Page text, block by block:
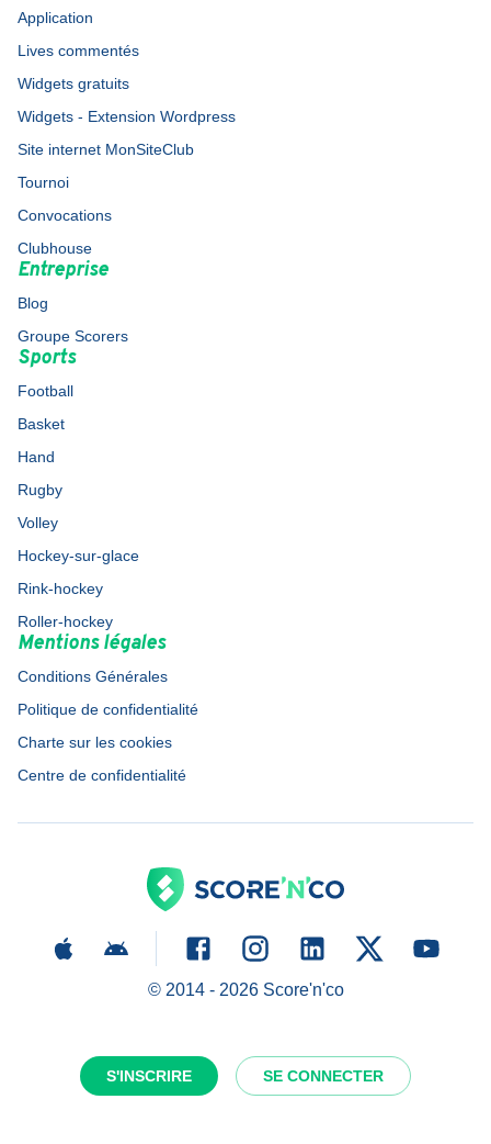
S'INSCRIRE SE CONNECTER
Application
Lives commentés
Widgets gratuits
Widgets - Extension Wordpress
Site internet MonSiteClub
Tournoi
Convocations
Clubhouse
Entreprise
Blog
Groupe Scorers
Sports
Football
Basket
Hand
Rugby
Volley
Hockey-sur-glace
Rink-hockey
Roller-hockey
Mentions légales
Conditions Générales
Politique de confidentialité
Charte sur les cookies
Centre de confidentialité
© 2014 - 2026Score'n'co